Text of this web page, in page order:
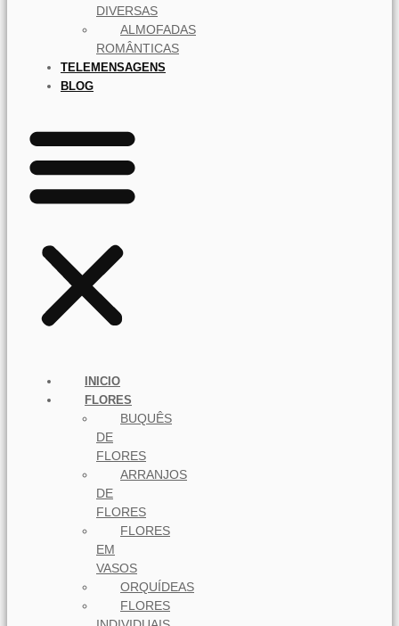
DIVERSAS
ALMOFADAS
ROMÂNTICAS
TELEMENSAGENS
BLOG
INICIO
FLORES
BUQUÊS
DE
FLORES
ARRANJOS
DE
FLORES
FLORES
EM
VASOS
ORQUÍDEAS
FLORES